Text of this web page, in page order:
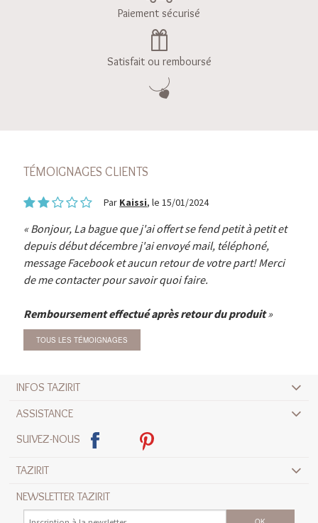
Paiement sécurisé
Satisfait ou remboursé
TÉMOIGNAGES CLIENTS
Par Kaissi, le 15/01/2024
Bonjour, La bague que j'ai offert se fend petit à petit et
depuis début décembre j'ai envoyé mail, téléphoné,
message Facebook et aucun retour de votre part! Merci
de me contacter pour savoir quoi faire.
Remboursement effectué après retour du produit
TOUS LES TÉMOIGNAGES
INFOS TAZIRIT
ASSISTANCE
SUIVEZ-NOUS
TAZIRIT
NEWSLETTER TAZIRIT